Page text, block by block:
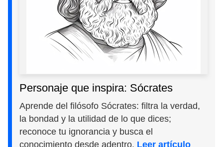
Personaje que inspira: Sócrates
Aprende del filósofo Sócrates: filtra la verdad,
la bondad y la utilidad de lo que dices;
reconoce tu ignorancia y busca el
conocimiento desde adentro. Leer artículo